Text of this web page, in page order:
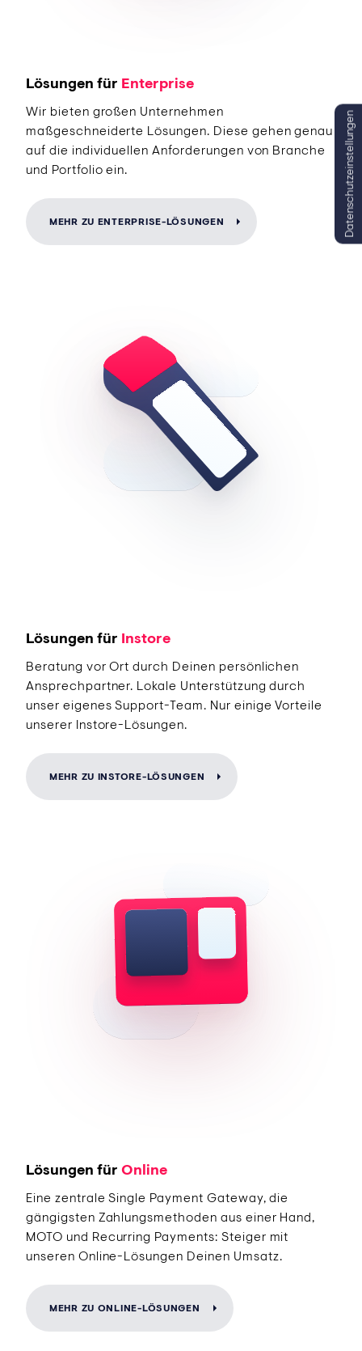
Lösungen für Enterprise
Wir bieten großen Unternehmen
maßgeschneiderte Lösungen. Diese gehen genau
auf die individuellen Anforderungen von Branche
und Portfolio ein.
MEHR ZU ENTERPRISE-LÖSUNGEN
Lösungen für Instore
Beratung vor Ort durch Deinen persönlichen
Ansprechpartner. Lokale Unterstützung durch
unser eigenes Support-Team. Nur einige Vorteile
unserer Instore-Lösungen.
MEHR ZU INSTORE-LÖSUNGEN
Lösungen für Online
Eine zentrale Single Payment Gateway, die
gängigsten Zahlungsmethoden aus einer Hand,
MOTO und Recurring Payments: Steiger mit
unseren Online-Lösungen Deinen Umsatz.
MEHR ZU ONLINE-LÖSUNGEN
Datenschutzeinstellungen